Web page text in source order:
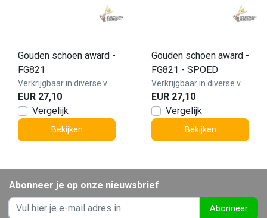
Gouden schoen award -
FG821
EUR 27,10
Vergelijk
Bekijken
Gouden schoen award -
FG821 - SPOED
EUR 27,10
Vergelijk
Bekijken
Abonneer je op onze nieuwsbrief
Abonneer